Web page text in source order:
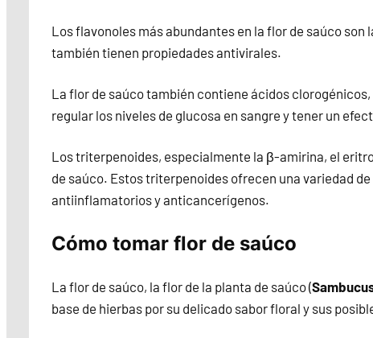
Los flavonoles más abundantes en la flor de saúco
también tienen propiedades antivirales.
La flor de saúco también contiene ácidos
regular los niveles de glucosa en sangre y tener un
Los triterpenoides, especialmente la β-amirina, el
de saúco. Estos triterpenoides ofrecen una variedad
antiinflamatorios y anticancerígenos.
Cómo tomar flor de saúco
La flor de saúco, la flor de la planta de saúco (
base de hierbas por su delicado sabor floral y sus